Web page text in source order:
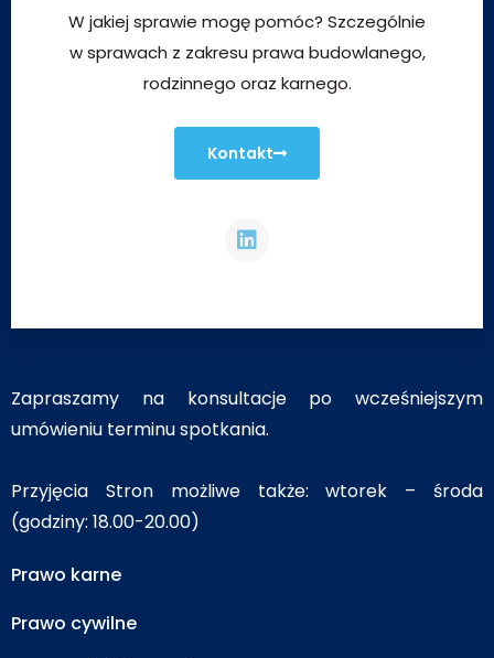
W jakiej sprawie mogę pomóc? Szczególnie
w sprawach z zakresu prawa budowlanego,
rodzinnego oraz karnego.
Kontakt
Zapraszamy na konsultacje po wcześniejszym
umówieniu terminu spotkania.
Przyjęcia Stron możliwe także: wtorek – środa
(godziny: 18.00-20.00)
Prawo karne
Prawo cywilne